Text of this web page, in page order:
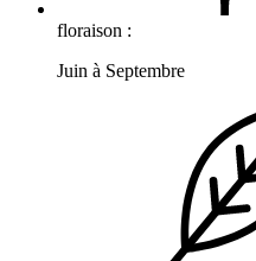
floraison :
Juin à Septembre